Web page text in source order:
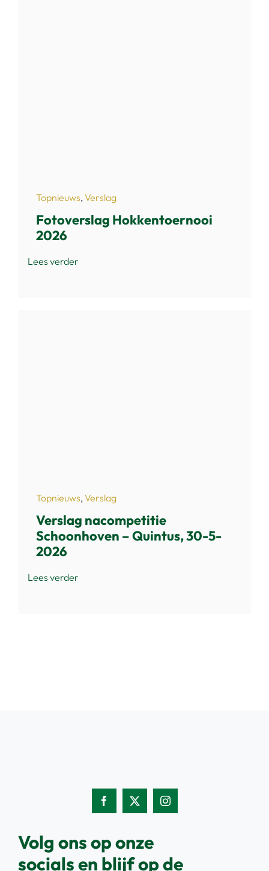
Topnieuws,Verslag
Fotoverslag Hokkentoernooi
2026
Lees verder
Topnieuws,Verslag
Verslag nacompetitie
Schoonhoven – Quintus, 30-5-
2026
Lees verder
Volg ons op onze
socials en blijf op de